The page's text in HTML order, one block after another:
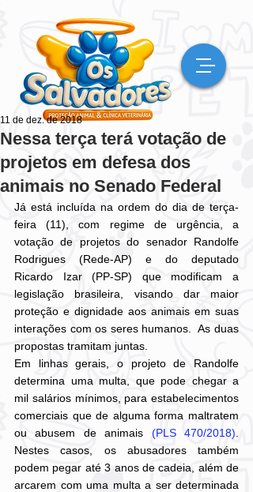
Nessa terça terá votação de
projetos em defesa dos
animais no Senado Federal
11 de dez. de 2018
Já está incluída na ordem do dia de terça-
feira (11), com regime de urgência, a
votação de projetos do senador Randolfe
Rodrigues (Rede-AP) e do deputado
Ricardo Izar (PP-SP) que modificam a
legislação brasileira, visando dar maior
proteção e dignidade aos animais em suas
interações com os seres humanos.  As duas
propostas tramitam juntas.
Em linhas gerais, o projeto de Randolfe
determina uma multa, que pode chegar a
mil salários mínimos, para estabelecimentos
comerciais que de alguma forma maltratem
ou abusem de animais (PLS 470/2018)
Nestes casos, os abusadores também
podem pegar até 3 anos de cadeia, além de
arcarem com uma multa a ser determinada